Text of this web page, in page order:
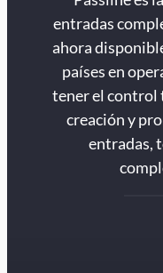
entradas
ahora
países en
tener el control
creación y
entradas,